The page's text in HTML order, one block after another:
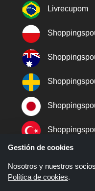
Livrecupom
Gestión de cookies
Nosotros y nuestros
Política de cookies.